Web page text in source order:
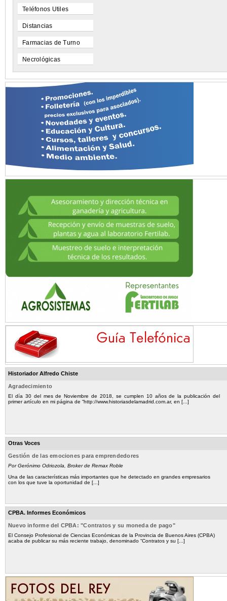
Teléfonos Utiles
Distancias
Farmacias de Turno
Necrológicas
Historiador Alfredo Chiste
Agradecimiento
El día 30 del mes de Noviembre de 2018, se cumplen 10 años de la publicación del
primer artículo en mi página de “http://www.historiasdelamadrid.com.ar, en [...]
Otras Voces
Gestión de las emociones para emprendedores
Por Gerónimo Odriozola, Broker de Remax Roble
Una de las características más importantes que he detectado en grandes empresarios
con los que tuve la oportunidad de [...]
CPBA. Informes Económicos
Nuevo informe del CPBA: "Contratos y su moneda de pago"
El Consejo Profesional de Ciencias Económicas de la Provincia de Buenos Aires (CPBA)
acaba de publicar su más reciente trabajo, denominado “Contratos y su [...]